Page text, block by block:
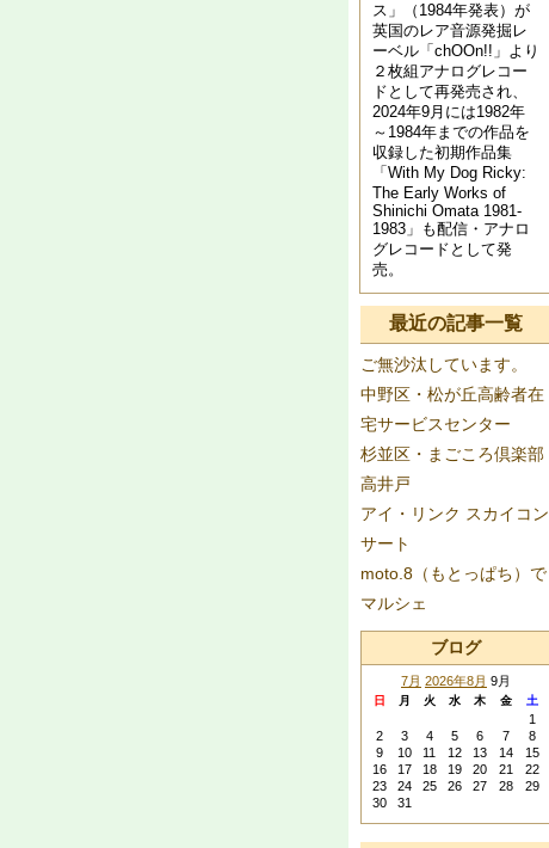
ス」（1984年発表）が
英国のレア音源発掘レ
ーベル「chOOn!!」より
２枚組アナログレコー
ドとして再発売され、
2024年9月には1982年
～1984年までの作品を
収録した初期作品集
「With My Dog Ricky:
The Early Works of
Shinichi Omata 1981​-​
1983」も配信・アナロ
グレコードとして発
売。
最近の記事一覧
ご無沙汰しています。
中野区・松が丘高齢者在
宅サービスセンター
杉並区・まごころ倶楽部
高井戸
アイ・リンク スカイコン
サート
moto.8（もとっぱち）で
マルシェ
ブログ
7月 2026年8月 9月
日 月 火 水 木 金 土
1
2
3 4 5 6 7
8
9
10 11 12 13 14
15
16
17 18 19 20 21
22
23
24 25 26 27 28
29
30
31